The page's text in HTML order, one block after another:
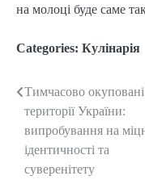
на молоці буде саме
Categories: Кулінарія
Post
navigation
Тимчасово окуповані
території України:
випробування на
ідентичності та
суверенітету